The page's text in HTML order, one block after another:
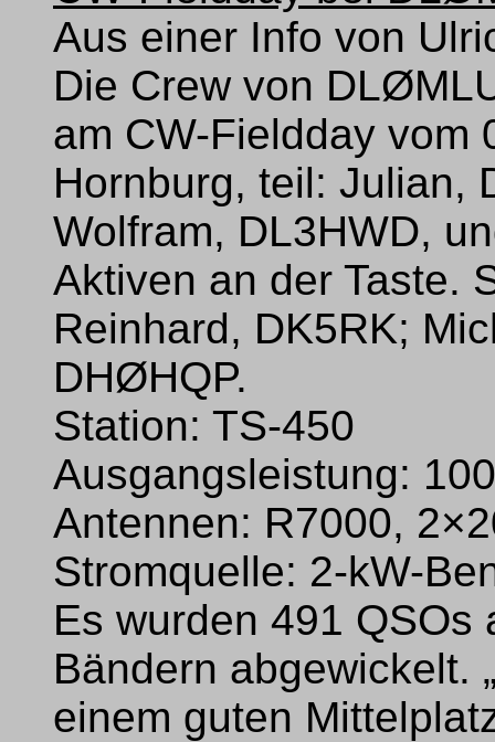
Aus einer Info von
Die Crew von
am CW-Fieldday vom
Hornburg, teil: Julian,
Wolfram, DL3HWD,
Aktiven an der Taste.
Reinhard, DK5RK;
DHØHQP.
Station: TS-450
Ausgangsleistung:
Antennen: R7000,
Stromquelle: 2-kW-
Es wurden 491 QSOs
Bändern abgewickelt.
einem guten